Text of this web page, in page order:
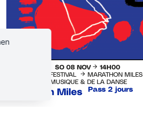
SO 08 NOV
14H00
STRASSBURG-FESTIVAL
MARATHON MILES
CITÉ DE LA MUSIQUE & DE LA DANSE
Marathon MilesPass 2 jours